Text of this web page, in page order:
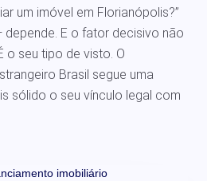
um imóvel em Florianópolis?”
E o fator decisivo não
o seu tipo de visto. O
Brasil segue uma
sólido o seu vínculo legal com